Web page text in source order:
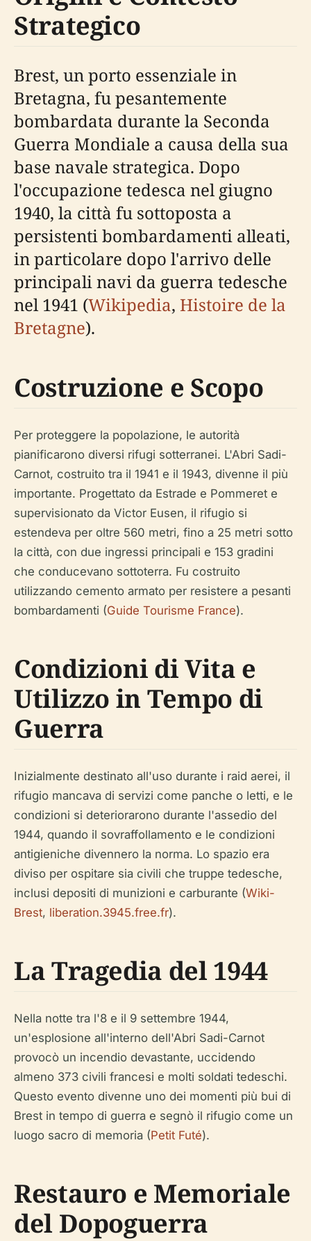
Strategico
Brest, un porto essenziale in
Bretagna, fu pesantemente
bombardata durante la Seconda
Guerra Mondiale a causa della sua
base navale strategica. Dopo
l'occupazione tedesca nel giugno
1940, la città fu sottoposta a
persistenti bombardamenti alleati,
in particolare dopo l'arrivo delle
principali navi da guerra tedesche
nel 1941 (Wikipedia, Histoire de la
Bretagne).
Costruzione e Scopo
Per proteggere la popolazione, le autorità
pianificarono diversi rifugi sotterranei. L'Abri Sadi-
Carnot, costruito tra il 1941 e il 1943, divenne il più
importante. Progettato da Estrade e Pommeret e
supervisionato da Victor Eusen, il rifugio si
estendeva per oltre 560 metri, fino a 25 metri sotto
la città, con due ingressi principali e 153 gradini
che conducevano sottoterra. Fu costruito
utilizzando cemento armato per resistere a pesanti
bombardamenti (Guide Tourisme France).
Condizioni di Vita e
Utilizzo in Tempo di
Guerra
Inizialmente destinato all'uso durante i raid aerei, il
rifugio mancava di servizi come panche o letti, e le
condizioni si deteriorarono durante l'assedio del
1944, quando il sovraffollamento e le condizioni
antigieniche divennero la norma. Lo spazio era
diviso per ospitare sia civili che truppe tedesche,
inclusi depositi di munizioni e carburante (Wiki-
Brest, liberation.3945.free.fr).
La Tragedia del 1944
Nella notte tra l'8 e il 9 settembre 1944,
un'esplosione all'interno dell'Abri Sadi-Carnot
provocò un incendio devastante, uccidendo
almeno 373 civili francesi e molti soldati tedeschi.
Questo evento divenne uno dei momenti più bui di
Brest in tempo di guerra e segnò il rifugio come un
luogo sacro di memoria (Petit Futé).
Restauro e Memoriale
del Dopoguerra